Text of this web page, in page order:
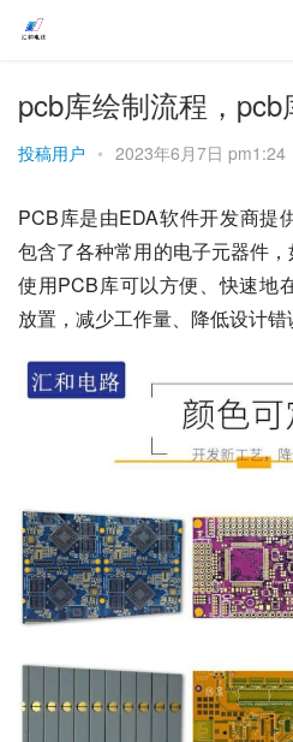
pcb库绘制流程，pcb
投稿用户 • 2023年6月7日 pm1:24
PCB库是由EDA软件开发商提
包含了各种常用的电子元器件，
使用PCB库可以方便、快速地
放置，减少工作量、降低设计错